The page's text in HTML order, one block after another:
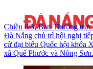
Chiều 6/3, Ban Thường
Đà Nẵng chủ trì hội nghị
cử đại biểu Quốc hội khóa
xã Quế Phước và Nông Sơn.